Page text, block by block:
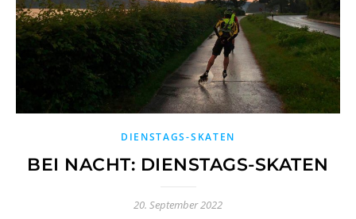
DIENSTAGS-SKATEN
BEI NACHT: DIENSTAGS-SKATEN
20. September 2022